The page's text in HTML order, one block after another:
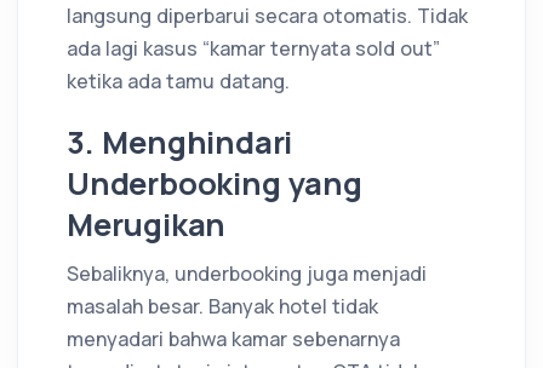
langsung diperbarui secara otomatis. Tidak
ada lagi kasus “kamar ternyata sold out”
ketika ada tamu datang.
3. Menghindari
Underbooking yang
Merugikan
Sebaliknya, underbooking juga menjadi
masalah besar. Banyak hotel tidak
menyadari bahwa kamar sebenarnya